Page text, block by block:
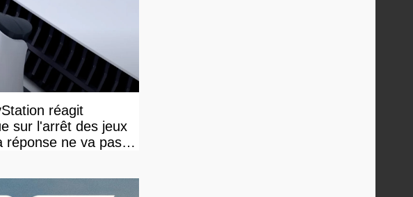
réagit
sur l'arrêt des jeux
réponse ne va pas